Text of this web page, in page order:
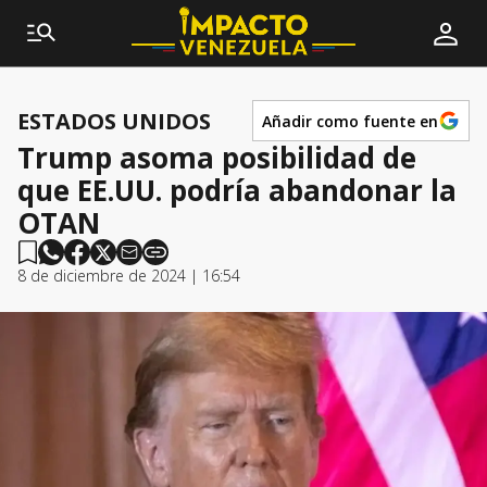
ESTADOS UNIDOS Añadir como fuente en
Trump asoma posibilidad de
que EE.UU. podría abandonar la
OTAN
8 de diciembre de 2024 | 16:54